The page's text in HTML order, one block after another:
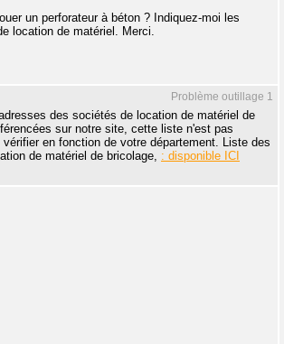
un perforateur à béton ? Indiquez-moi les
location de matériel. Merci.
Problème outillage 1
des sociétés de location de matériel de
sur notre site, cette liste n'est pas
en fonction de votre département. Liste des
de matériel de bricolage, : disponible ICI